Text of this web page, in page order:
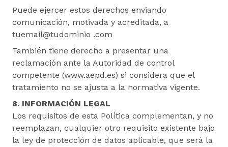
Puede ejercer estos derechos enviando
comunicación, motivada y acreditada, a
tuemail@tudominio .com
También tiene derecho a presentar una
reclamación ante la Autoridad de control
competente (www.aepd.es) si considera que el
tratamiento no se ajusta a la normativa vigente.
8. INFORMACIÓN LEGAL
Los requisitos de esta Política complementan, y no
reemplazan, cualquier otro requisito existente bajo
la ley de protección de datos aplicable, que será la